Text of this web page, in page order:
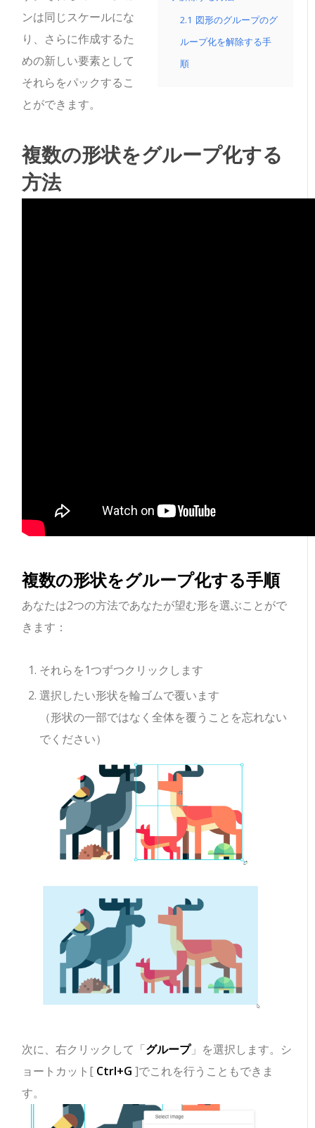
2.1 図形のグループのグ
ループ化を解除する手
順
ンは同じスケールにな
り、さらに作成するた
めの新しい要素として
それらをパックするこ
とができます。
複数の形状をグループ化する
方法
複数の形状をグループ化する手順
あなたは2つの方法であなたが望む形を選ぶことがで
きます：
それらを1つずつクリックします
選択したい形状を輪ゴムで覆います
（形状の一部ではなく全体を覆うことを忘れない
でください）
次に、右クリックして「グループ」を選択します。シ
ョートカット[ Ctrl+G ]でこれを行うこともできま
す。